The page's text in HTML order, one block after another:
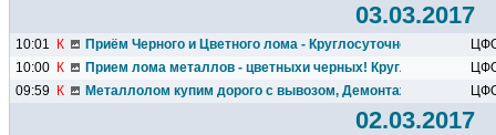
03.03.2017
10:01 К Приём Черного и Цветного лома - Круглосуточно
10:00 К Прием лома металлов - цветныхи черных! Круглосуточный
09:59
К Металлолом купим дорого с вывозом, Демонтажные работы!
02.03.2017